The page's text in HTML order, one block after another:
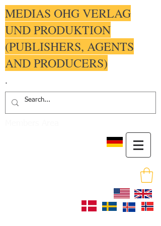
MEDIAS OHG VERLAG
UND PRODUKTION
(PUBLISHERS, AGENTS
AND PRODUCERS)
.